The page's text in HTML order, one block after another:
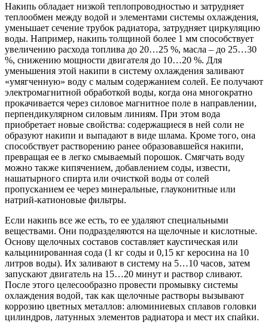
Накипь обладает низкой теплопроводностью и затрудняет
теплообмен между водой и элементами системы охлаждения,
уменьшает сечение трубок радиатора, затрудняет циркуляцию
воды. Например, накипь толщиной более 1 мм способствует
увеличению расхода топлива до 20…25 %, масла – до 25…30
%, снижению мощности двигателя до 10…20 %. Для
уменьшения этой накипи в систему охлаждения заливают
«умягченную» воду с малым содержанием солей. Ее получают
электромагнитной обработкой воды, когда она многократно
прокачивается через силовое магнитное поле в направлении,
перпендикулярном силовым линиям. При этом вода
приобретает новые свойства: содержащиеся в ней соли не
образуют накипи и выпадают в виде шлама. Кроме того, она
способствует растворению ранее образовавшейся накипи,
превращая ее в легко смываемый порошок. Смягчать воду
можно также кипячением, добавлением соды, извести,
нашатырного спирта или очисткой воды от солей
пропусканием ее через минеральные, глауконитные или
натрий-катионовые фильтры.
Если накипь все же есть, то ее удаляют специальными
веществами. Они подразделяются на щелочные и кислотные.
Основу щелочных составов составляет каустическая или
кальцинированная сода (1 кг соды и 0,15 кг керосина на 10
литров воды). Их заливают в систему на 5…10 часов, затем
запускают двигатель на 15…20 минут и раствор сливают.
После этого целесообразно провести промывку системы
охлаждения водой, так как щелочные растворы вызывают
коррозию цветных металлов: алюминиевых сплавов головки
цилиндров, латунных элементов радиатора и мест их спайки.